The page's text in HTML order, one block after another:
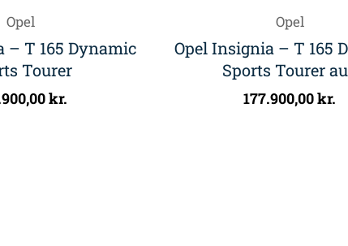
Opel
– T 165 Dynamic
Tourer
kr.
Opel
Opel Insignia – T 165
Sports Tourer
177.900,00kr.